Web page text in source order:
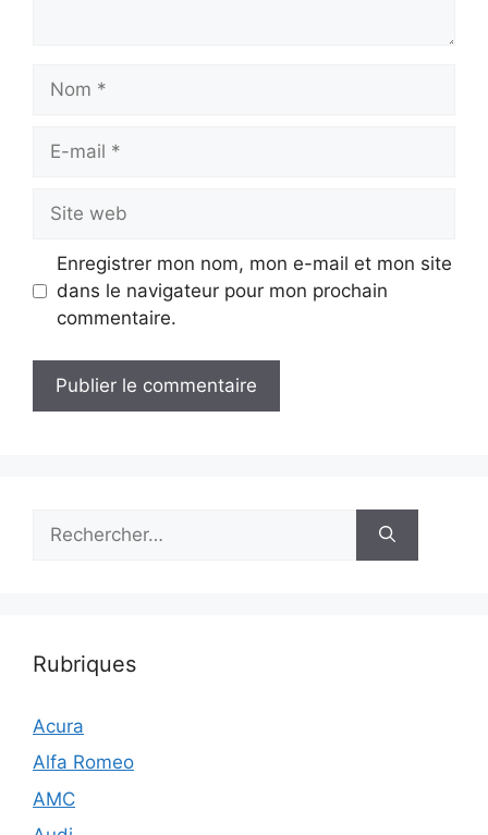
Nom
Site
web
Enregistrer mon nom, mon e-mail et mon site
dans le navigateur pour mon prochain
commentaire.
Rubriques
Acura
Alfa Romeo
AMC